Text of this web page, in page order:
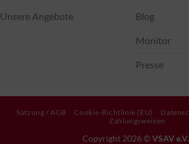
Unsere Angebote
Blog
Monitor
Presse
Satzung / AGB Cookie-Richtlinie (EU)
Zahlungsweisen
Copyright 2026 ©VSAV e.V.